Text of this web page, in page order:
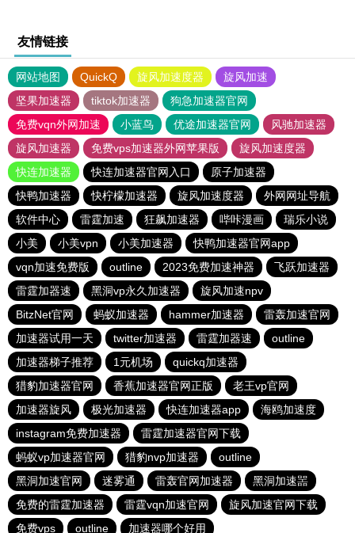
友情链接
网站地图 QuickQ 旋风加速度器
旋风加速
坚果加速器
tiktok加速器
狗急加速器官网
免费vqn外网加速
小蓝鸟 优途加速器官网
风驰加速器
旋风加速器
免费vps加速器外网苹果版
旋风加速度器
快连加速器
快连加速器官网入口
原子加速器
快鸭加速器
快柠檬加速器 旋风加速度器
外网网址导航
软件中心
雷霆加速 狂飙加速器 哔咔漫画
瑞乐小说
小美
小美vpn 小美加速器
快鸭加速器官网app
vqn加速免费版
outline 2023免费加速神器
飞跃加速器
雷霆加器速
黑洞vp永久加速器
旋风加速npv
BitzNet官网
蚂蚁加速器 hammer加速器
雷轰加速官网
加速器试用一天
twitter加速器 雷霆加器速
outline
加速器梯子推荐
1元机场
quickq加速器
猎豹加速器官网
香蕉加速器官网正版
老王vp官网
加速器旋风
极光加速器 快连加速器app
海鸥加速度
instagram免费加速器
雷霆加速器官网下载
蚂蚁vp加速器官网
猎豹nvp加速器
outline
黑洞加速官网
迷雾通 雷轰官网加速器
黑洞加速噐
免费的雷霆加速器
雷霆vqn加速官网
旋风加速官网下载
免费vps
outline 加速器哪个好用